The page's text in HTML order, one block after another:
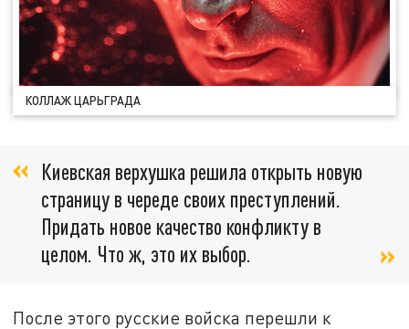
КОЛЛАЖ ЦАРЬГРАДА
Киевская верхушка решила открыть новую
страницу в череде своих преступлений.
Придать новое качество конфликту в
целом. Что ж, это их выбор.
После этого русские войска перешли к